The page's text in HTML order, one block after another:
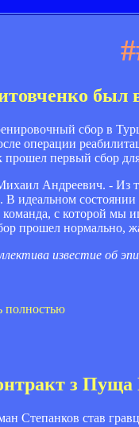
был в
сбор в
операции
первый сбор
Андреевич. - Из
В идеальном
с которой мы
прошел нормально,
известие об
полностью
з Пуща
Степанков став